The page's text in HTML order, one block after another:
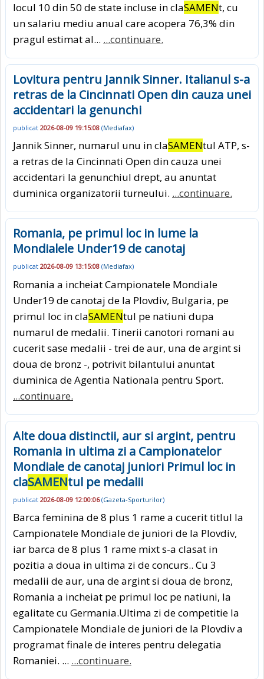
locul 10 din 50 de state incluse in claSAMENt, cu
un salariu mediu anual care acopera 76,3% din
pragul estimat al... ...continuare.
Lovitura pentru Jannik Sinner. Italianul s-a
retras de la Cincinnati Open din cauza unei
accidentari la genunchi
publicat 2026-08-09 19:15:08 (Mediafax)
Jannik Sinner, numarul unu in claSAMENtul ATP, s-
a retras de la Cincinnati Open din cauza unei
accidentari la genunchiul drept, au anuntat
duminica organizatorii turneului. ...continuare.
Romania, pe primul loc in lume la
Mondialele Under19 de canotaj
publicat 2026-08-09 13:15:08 (Mediafax)
Romania a incheiat Campionatele Mondiale
Under19 de canotaj de la Plovdiv, Bulgaria, pe
primul loc in claSAMENtul pe natiuni dupa
numarul de medalii. Tinerii canotori romani au
cucerit sase medalii - trei de aur, una de argint si
doua de bronz -, potrivit bilantului anuntat
duminica de Agentia Nationala pentru Sport.
...continuare.
Alte doua distinctii, aur si argint, pentru
Romania in ultima zi a Campionatelor
Mondiale de canotaj juniori Primul loc in
claSAMENtul pe medalii
publicat 2026-08-09 12:00:06(Gazeta-Sporturilor)
Barca feminina de 8 plus 1 rame a cucerit titlul la
Campionatele Mondiale de juniori de la Plovdiv,
iar barca de 8 plus 1 rame mixt s-a clasat in
pozitia a doua in ultima zi de concurs.. Cu 3
medalii de aur, una de argint si doua de bronz,
Romania a incheiat pe primul loc pe natiuni, la
egalitate cu Germania.Ultima zi de competitie la
Campionatele Mondiale de juniori de la Plovdiv a
programat finale de interes pentru delegatia
Romaniei. ... ...continuare.